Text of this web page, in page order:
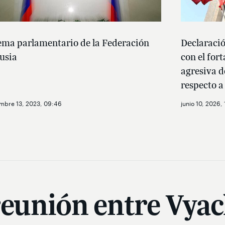
parlamentario de la Federación
13, 2023, 09:46
con el
agresiva
respecto
junio 10, 2026,
entre